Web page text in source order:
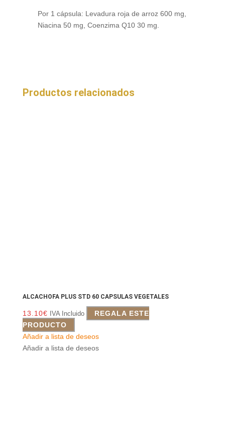
Por 1 cápsula: Levadura roja de arroz 600 mg,
Niacina 50 mg, Coenzima Q10 30 mg.
Productos relacionados
ALCACHOFA PLUS STD 60 CAPSULAS VEGETALES
13.10€ IVA Incluido
REGALA ESTE
PRODUCTO
Añadir a lista de deseos
Añadir a lista de deseos